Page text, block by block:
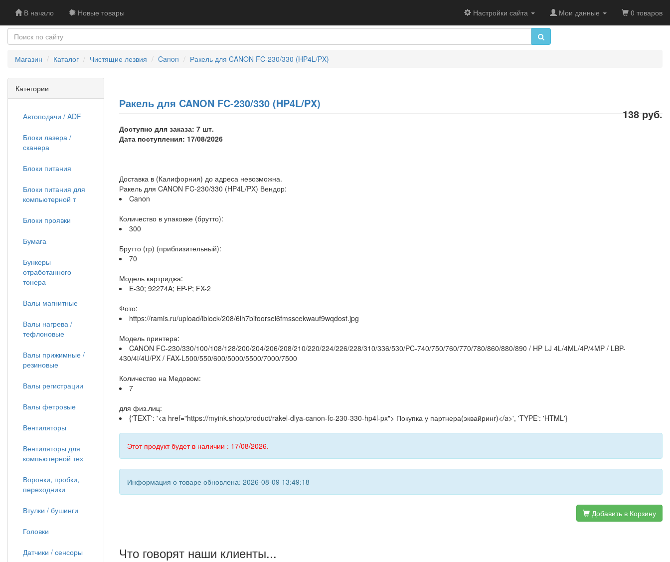
В начало Новые товары Настройки сайта Мои данные 0 товаров
Магазин Каталог Чистящие лезвия Canon Ракель для CANON FC-230/330 (HP4L/PX)
Ракель для CANON FC-230/330 (HP4L/PX)
138 руб.
Доступно для заказа: 7 шт.
Дата поступления: 17/08/2026
Доставка в (Калифорния) до адреса невозможна.
Ракель для CANON FC-230/330 (HP4L/PX) Вендор:
Canon
Количество в упаковке (брутто):
300
Брутто (гр) (приблизительный):
70
Модель картриджа:
E-30; 92274A; EP-P; FX-2
Фото:
https://ramis.ru/upload/iblock/208/6lh7bifoorsei6fmsscekwauf9wqdost.jpg
Модель принтера:
CANON FC-230/330/100/108/128/200/204/206/208/210/220/224/226/228/310/336/530/PC-740/750/760/770/780/860/880/890 / HP LJ 4L/4ML/4P/4MP / LBP-
430/4i/4U/PX / FAX-L500/550/600/5000/5500/7000/7500
Количество на Медовом:
7
для физ.лиц:
{'TEXT': '<a href="https://myink.shop/product/rakel-dlya-canon-fc-230-330-hp4l-px"> Покупка у партнера(эквайринг)</a>', 'TYPE': 'HTML'}
Этот продукт будет в наличии : 17/08/2026.
Информация о товаре обновлена: 2026-08-09 13:49:18
Добавить в Корзину
Что говорят наши клиенты...
Категории
Автоподачи / ADF
Блоки лазера /
сканера
Блоки питания
Блоки питания для
компьютерной т
Блоки проявки
Бумага
Бункеры
отработанного
тонера
Валы магнитные
Валы нагрева /
тефлоновые
Валы прижимные /
резиновые
Валы регистрации
Валы фетровые
Вентиляторы
Вентиляторы для
компьютерной тех
Воронки, пробки,
переходники
Втулки / бушинги
Головки
Датчики / сенсоры